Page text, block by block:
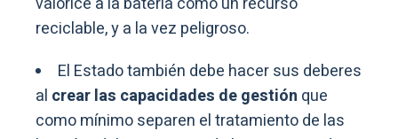
reciclable, y a la vez peligroso.
El Estado también debe hacer sus deberes
al crear las capacidades de gestión que
como mínimo separen el tratamiento de las